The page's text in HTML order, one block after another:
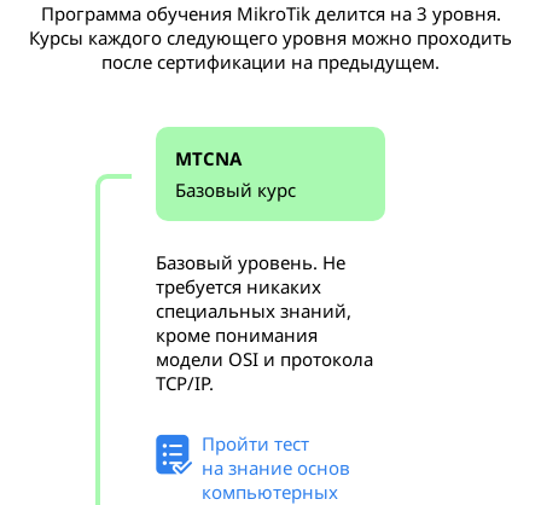
Программа обучения MikroTik делится на 3 уровня.
Курсы каждого следующего уровня можно проходить
после сертификации на предыдущем.
MTCNA
Базовый курс
Базовый уровень. Не
требуется никаких
специальных знаний,
кроме понимания
модели OSI и протокола
TCP/IP.
Пройти тест
на знание основ
компьютерных